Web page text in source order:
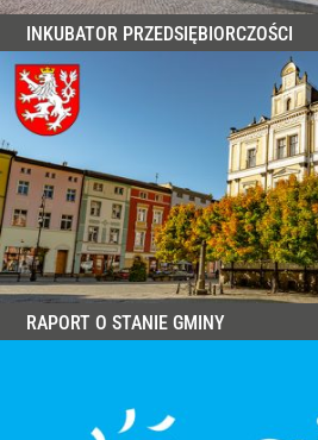
INKUBATOR PRZEDSIĘBIORCZOŚCI
RAPORT O STANIE GMINY